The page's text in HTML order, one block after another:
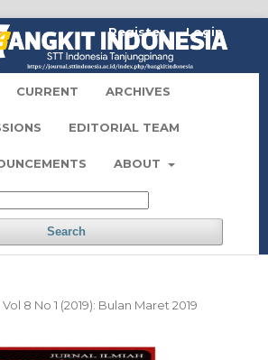
CURRENT ARCHIVES
EDITORIAL TEAM
ABOUT
Search
Register Login
Vol 8 No 1 (2019): Bulan Maret 2019